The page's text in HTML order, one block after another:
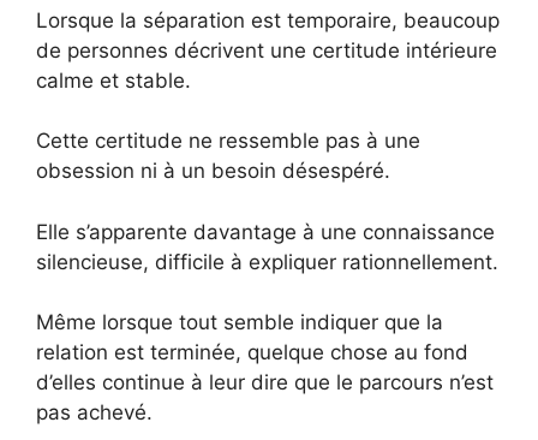
Lorsque la séparation est temporaire, beaucoup
de personnes décrivent une certitude intérieure
calme et stable.
Cette certitude ne ressemble pas à une
obsession ni à un besoin désespéré.
Elle s’apparente davantage à une connaissance
silencieuse, difficile à expliquer rationnellement.
Même lorsque tout semble indiquer que la
relation est terminée, quelque chose au fond
d’elles continue à leur dire que le parcours n’est
pas achevé.